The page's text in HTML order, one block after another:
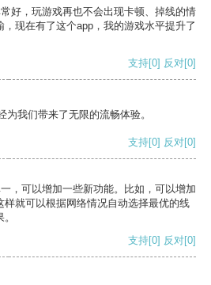
好，玩游戏再也不会出现卡顿、掉线的情
现在有了这个app，我的游戏水平提升了
支持[0] 反对[0]
我们带来了无限的流畅体验。
支持[0] 反对[0]
，可以增加一些新功能。比如，可以增加
就可以根据网络情况自动选择最优的线
支持[0] 反对[0]